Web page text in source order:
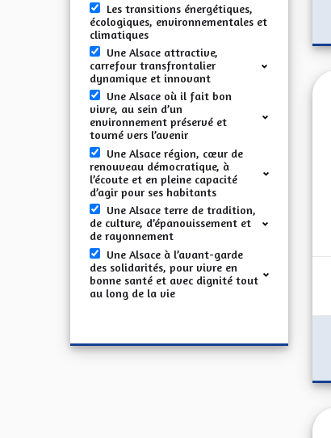
Les transitions énergétiques,
écologiques, environnementales et
climatiques
Une Alsace attractive,
carrefour transfrontalier
dynamique et innovant
Une Alsace où il fait bon
vivre, au sein d’un
environnement préservé et
tourné vers l’avenir
Une Alsace région, cœur de
renouveau démocratique, à
l’écoute et en pleine capacité
d’agir pour ses habitants
Une Alsace terre de tradition,
de culture, d’épanouissement et
de rayonnement
Une Alsace à l’avant-garde
des solidarités, pour vivre en
bonne santé et avec dignité tout
au long de la vie